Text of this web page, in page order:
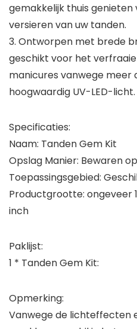
gemakkelijk thuis
versieren van uw tanden.
3. Ontworpen met brede
geschikt voor het
manicures vanwege meer
hoogwaardig UV-LED-licht.
Specificaties:
Naam: Tanden Gem Kit
Opslag Manier: Bewaren
Toepassingsgebied:
Productgrootte: ongeveer
inch
Paklijst:
1 * Tanden Gem Kit:
Opmerking:
Vanwege de lichteffecten